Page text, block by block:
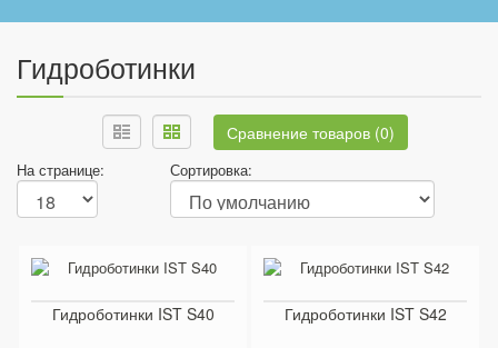
Гидроботинки
Сравнение товаров (0)
На странице: Сортировка:
Гидроботинки IST S40 Гидроботинки IST S42